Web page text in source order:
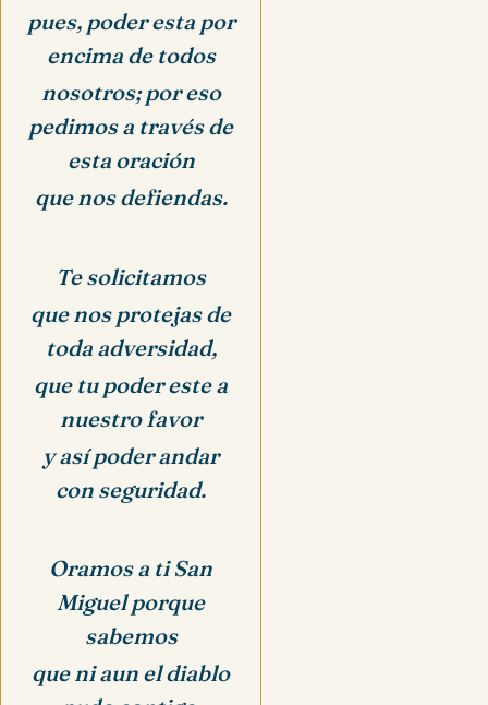
pues, poder esta por
encima de todos
nosotros; por eso
pedimos a través de
esta oración
que nos defiendas.
Te solicitamos
que nos protejas de
toda adversidad,
que tu poder este a
nuestro favor
y así poder andar
con seguridad.
Oramos a ti San
Miguel porque
sabemos
que ni aun el diablo